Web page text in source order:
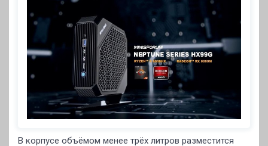
В корпусе объёмом менее трёх литров разместится